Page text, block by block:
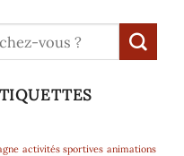
activités sportives animations